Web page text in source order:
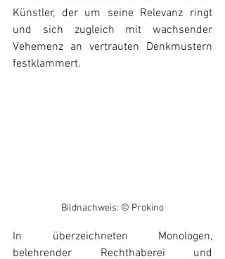
Künstler, der um seine Relevanz ringt
und sich zugleich mit wachsender
Vehemenz an vertrauten Denkmustern
festklammert.
Bildnachweis: © Prokino
In überzeichneten Monologen,
belehrender Rechthaberei und